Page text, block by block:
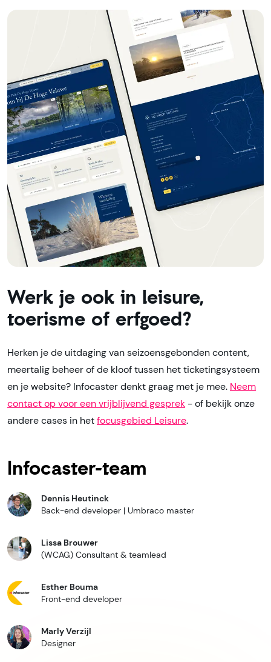
Werk je ook in leisure,
toerisme of erfgoed?
Herken je de uitdaging van seizoensgebonden content,
meertalig beheer of de kloof tussen het ticketingsysteem
en je website? Infocaster denkt graag met je mee. Neem
contact op voor een vrijblijvend gesprek - of bekijk onze
andere cases in het focusgebied Leisure.
Infocaster-team
Dennis Heutinck
Back-end developer | Umbraco master
Lissa Brouwer
(WCAG) Consultant & teamlead
Esther Bouma
Front-end developer
Marly Verzijl
Designer